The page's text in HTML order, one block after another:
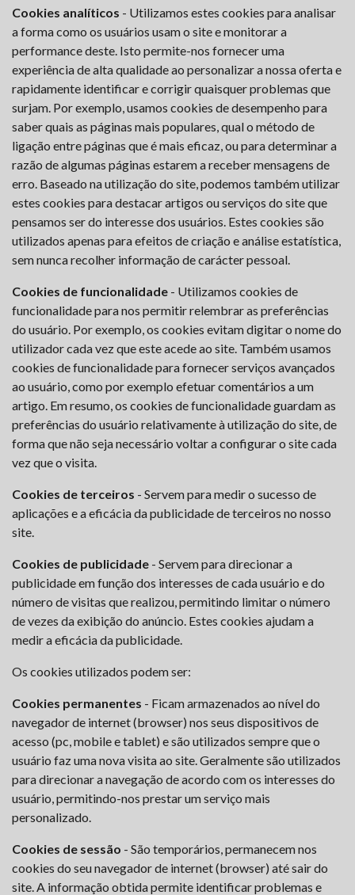
Cookies analíticos - Utilizamos estes cookies para analisar
a forma como os usuários usam o site e monitorar a
performance deste. Isto permite-nos fornecer uma
experiência de alta qualidade ao personalizar a nossa oferta e
rapidamente identificar e corrigir quaisquer problemas que
surjam. Por exemplo, usamos cookies de desempenho para
saber quais as páginas mais populares, qual o método de
ligação entre páginas que é mais eficaz, ou para determinar a
razão de algumas páginas estarem a receber mensagens de
erro. Baseado na utilização do site, podemos também utilizar
estes cookies para destacar artigos ou serviços do site que
pensamos ser do interesse dos usuários. Estes cookies são
utilizados apenas para efeitos de criação e análise estatística,
sem nunca recolher informação de carácter pessoal.
Cookies de funcionalidade - Utilizamos cookies de
funcionalidade para nos permitir relembrar as preferências
do usuário. Por exemplo, os cookies evitam digitar o nome do
utilizador cada vez que este acede ao site. Também usamos
cookies de funcionalidade para fornecer serviços avançados
ao usuário, como por exemplo efetuar comentários a um
artigo. Em resumo, os cookies de funcionalidade guardam as
preferências do usuário relativamente à utilização do site, de
forma que não seja necessário voltar a configurar o site cada
vez que o visita.
Cookies de terceiros - Servem para medir o sucesso de
aplicações e a eficácia da publicidade de terceiros no nosso
site.
Cookies de publicidade - Servem para direcionar a
publicidade em função dos interesses de cada usuário e do
número de visitas que realizou, permitindo limitar o número
de vezes da exibição do anúncio. Estes cookies ajudam a
medir a eficácia da publicidade.
Os cookies utilizados podem ser:
Cookies permanentes - Ficam armazenados ao nível do
navegador de internet (browser) nos seus dispositivos de
acesso (pc, mobile e tablet) e são utilizados sempre que o
usuário faz uma nova visita ao site. Geralmente são utilizados
para direcionar a navegação de acordo com os interesses do
usuário, permitindo-nos prestar um serviço mais
personalizado.
Cookies de sessão - São temporários, permanecem nos
cookies do seu navegador de internet (browser) até sair do
site. A informação obtida permite identificar problemas e